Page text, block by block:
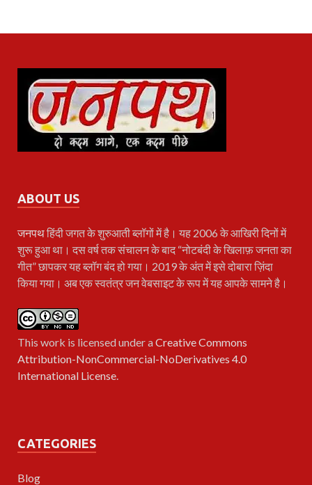
ABOUT US
जनपथहिंदी जगत के शुरुआती ब्लॉगों में है। यह 2006 के आखिरी दिनों में
शुरू हुआ था। दस वर्ष तक संचालन के बाद “नोटबंदी के खिलाफ़ जनता का
गीत” छापकर यह ब्लॉग बंद हो गया। 2019 के अंत में इसे दोबारा ज़िंदा
किया गया। अब एक स्वतंत्र जन वेबसाइट के रूप में यह आपके सामने है।
This work is licensed under aCreative Commons
Attribution-NonCommercial-NoDerivatives 4.0
International License.
CATEGORIES
Blog